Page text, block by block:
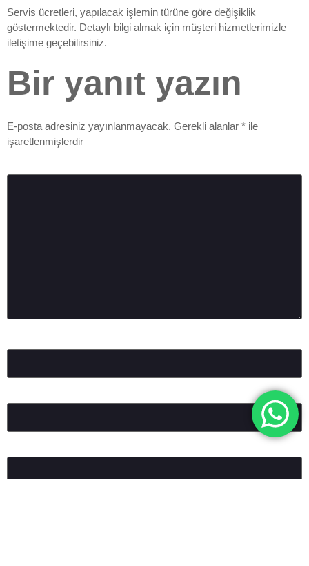
Servis ücretleri, yapılacak işlemin türüne göre değişiklik
göstermektedir. Detaylı bilgi almak için müşteri hizmetlerimizle
iletişime geçebilirsiniz.
Bir yanıt yazın
E-posta adresiniz yayınlanmayacak. Gerekli alanlar * ile
işaretlenmişlerdir